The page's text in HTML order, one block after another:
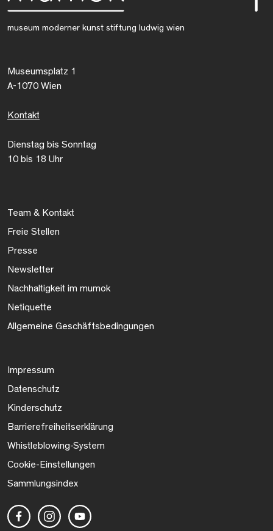
museum moderner kunst stiftung ludwig wien
Museumsplatz 1
A-1070 Wien
Kontakt
Dienstag bis Sonntag
10 bis 18 Uhr
Team & Kontakt
Freie Stellen
Presse
Newsletter
Nachhaltigkeit im mumok
Netiquette
Allgemeine Geschäftsbedingungen
Impressum
Datenschutz
Kinderschutz
Barrierefreiheitserklärung
Whistleblowing-System
Cookie-Einstellungen
Sammlungsindex